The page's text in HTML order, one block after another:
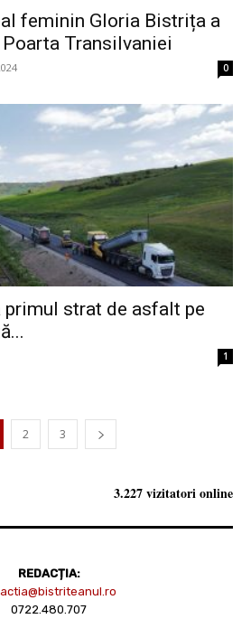
feminin Gloria Bistrița a
Transilvaniei
0
primul strat de asfalt pe
1
2 3
3.227 vizitatori online
REDACȚIA:
0722.480.707